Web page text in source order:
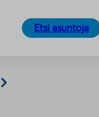
Etsi asuntoja